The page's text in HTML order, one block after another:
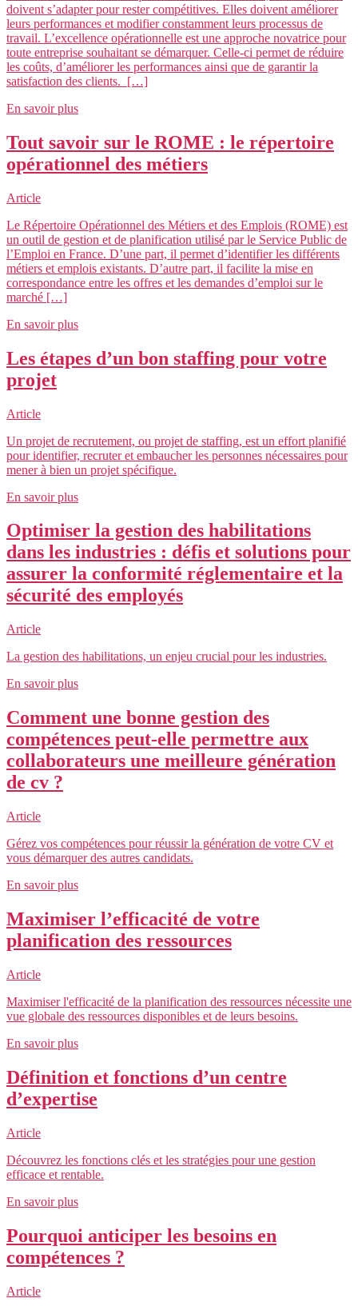
doivent s’adapter pour rester compétitives. Elles doivent améliorer
leurs performances et modifier constamment leurs processus de
travail. L’excellence opérationnelle est une approche novatrice pour
toute entreprise souhaitant se démarquer. Celle-ci permet de réduire
les coûts, d’améliorer les performances ainsi que de garantir la
satisfaction des clients. […]
En savoir plus
Tout savoir sur le ROME : le répertoire
opérationnel des métiers
Article
Le Répertoire Opérationnel des Métiers et des Emplois (ROME) est
un outil de gestion et de planification utilisé par le Service Public de
l’Emploi en France. D’une part, il permet d’identifier les différents
métiers et emplois existants. D’autre part, il facilite la mise en
correspondance entre les offres et les demandes d’emploi sur le
marché […]
En savoir plus
Les étapes d’un bon staffing pour votre
projet
Article
Un projet de recrutement, ou projet de staffing, est un effort planifié
pour identifier, recruter et embaucher les personnes nécessaires pour
mener à bien un projet spécifique.
En savoir plus
Optimiser la gestion des habilitations
dans les industries : défis et solutions pour
assurer la conformité réglementaire et la
sécurité des employés
Article
La gestion des habilitations, un enjeu crucial pour les industries.
En savoir plus
Comment une bonne gestion des
compétences peut-elle permettre aux
collaborateurs une meilleure génération
de cv ?
Article
Gérez vos compétences pour réussir la génération de votre CV et
vous démarquer des autres candidats.
En savoir plus
Maximiser l’efficacité de votre
planification des ressources
Article
Maximiser l'efficacité de la planification des ressources nécessite une
vue globale des ressources disponibles et de leurs besoins.
En savoir plus
Définition et fonctions d’un centre
d’expertise
Article
Découvrez les fonctions clés et les stratégies pour une gestion
efficace et rentable.
En savoir plus
Pourquoi anticiper les besoins en
compétences ?
Article